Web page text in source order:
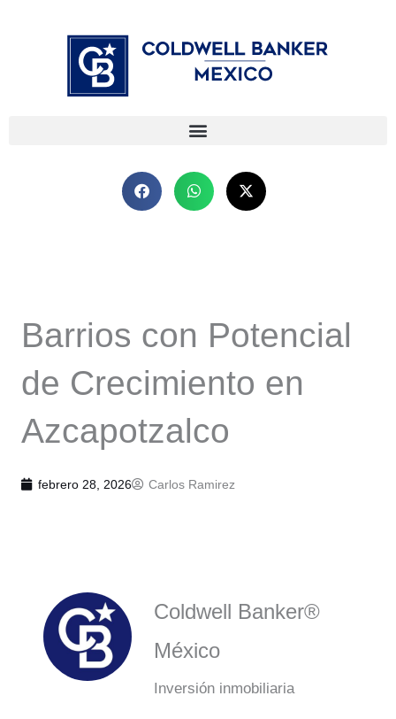
Barrios con Potencial
de Crecimiento en
Azcapotzalco
febrero 28, 2026 Carlos Ramirez
Coldwell Banker®
México
Inversión inmobiliaria